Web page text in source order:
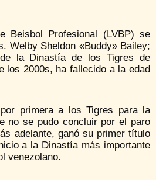
Beisbol Profesional (LVBP) se
Welby Sheldon «Buddy» Bailey;
la Dinastía de los Tigres de
los 2000s, ha fallecido a la edad
primera a los Tigres para la
no se pudo concluir por el paro
adelante, ganó su primer título
a la Dinastía más importante
venezolano.